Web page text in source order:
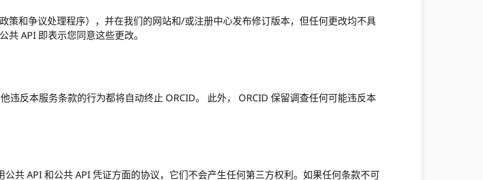
策和争议处理程序），并在我们的网站和/或注册中心发布修订版本，但任何更改均不具
API 即表示您同意这些更改。
违反本服务条款的行为都将自动终止 ORCID。 此外， ORCID 保留调查任何可能违反本
共 API 和公共 API 凭证方面的协议，它们不会产生任何第三方权利。如果任何条款不可